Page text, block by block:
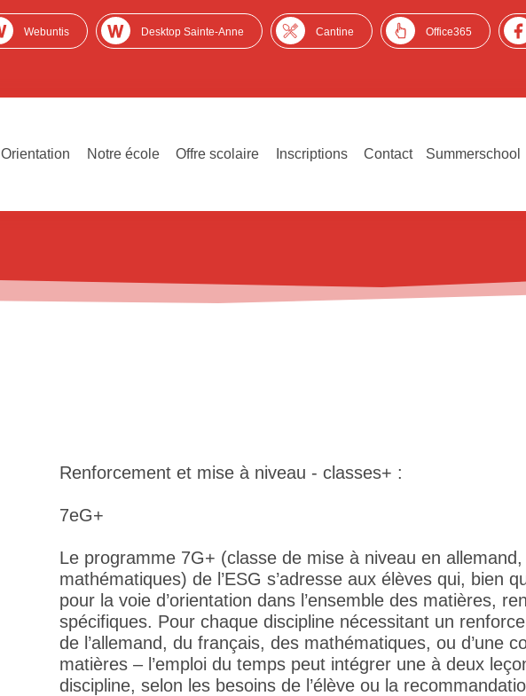
Webuntis Desktop Sainte-Anne Cantine Office365
Orientation Notre école Offre scolaire Inscriptions Contact Summerschool
Renforcement et mise à niveau - classes+ :
7eG+
Le programme 7G+ (classe de mise à niveau en
mathématiques) de l’ESG s’adresse aux élèves qui, bien
pour la voie d’orientation dans l’ensemble des matières,
spécifiques. Pour chaque discipline nécessitant un
de l’allemand, du français, des mathématiques, ou d’une
matières – l’emploi du temps peut intégrer une à deux
discipline, selon les besoins de l’élève ou la